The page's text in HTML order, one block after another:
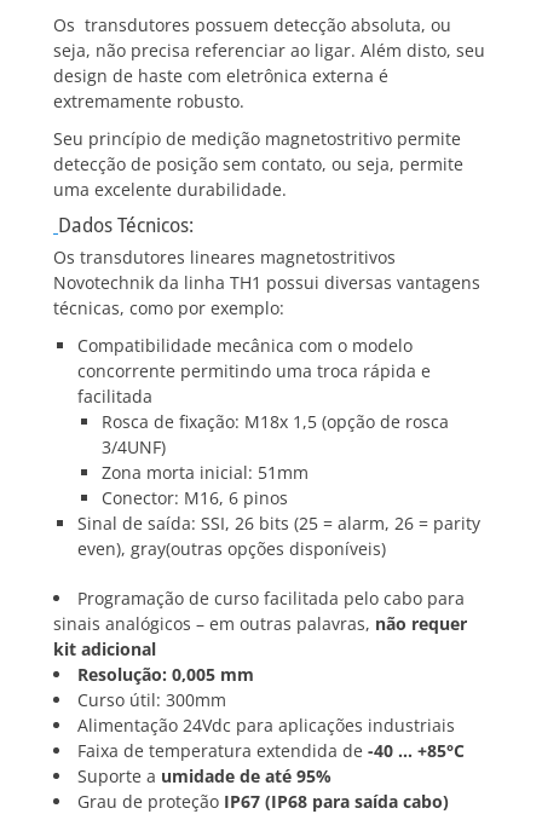
Os transdutores possuem detecção absoluta, ou
seja, não precisa referenciar ao ligar. Além disto, seu
design de haste com eletrônica externa é
extremamente robusto.
Seu princípio de medição magnetostritivo permite
detecção de posição sem contato, ou seja, permite
uma excelente durabilidade.
Dados Técnicos:
Os transdutores lineares magnetostritivos
Novotechnik da linha TH1 possui diversas vantagens
técnicas, como por exemplo:
Compatibilidade mecânica com o modelo
concorrente permitindo uma troca rápida e
facilitada
Rosca de fixação: M18x 1,5 (opção de rosca
3/4UNF)
Zona morta inicial: 51mm
Conector: M16, 6 pinos
Sinal de saída: SSI, 26 bits (25 = alarm, 26 = parity
even), gray(outras opções disponíveis)
Programação de curso facilitada pelo cabo para
sinais analógicos – em outras palavras, não requer
kit adicional
Resolução: 0,005 mm
Curso útil: 300mm
Alimentação 24Vdc para aplicações industriais
Faixa de temperatura extendida de -40 … +85°C
Suporte a umidade de até 95%
Grau de proteção IP67 (IP68 para saída cabo)